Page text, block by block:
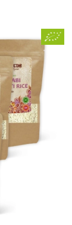
1kg x 5